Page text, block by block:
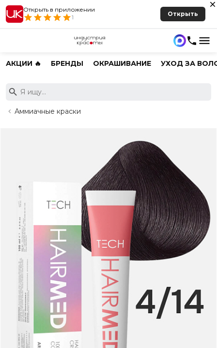
Открыть в приложении
1
Открыть
АКЦИИ 🔥 БРЕНДЫ ОКРАШИВАНИЕ УХОД ЗА
Аммиачные краски